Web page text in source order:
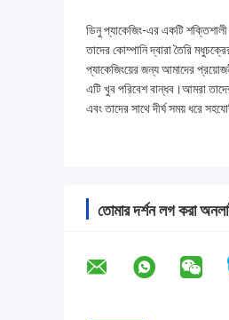
ডিনু প্যাকেজিং-এর একটি
তাদের কোম্পানি দ্বারা তৈরি
প্যাকেজিংয়ের জন্য আমাদের
এটি খুব পরিবেশ বান্ধব।আমরা
এবং তাদের সাথে দীর্ঘ সময় ধরে
তোমার দর্শন লগ করা